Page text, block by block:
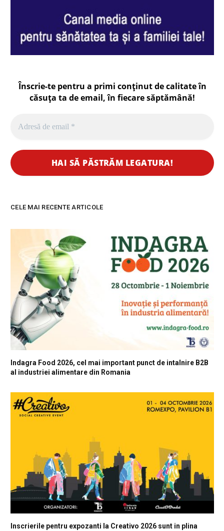
Înscrie-te pentru a primi conținut de calitate în
căsuța ta de email, în fiecaresăptămână!
CELE MAI RECENTE ARTICOLE
Indagra Food 2026, cel mai important punct de intalnire B2B
al industriei alimentare din Romania
Inscrierile pentru expozanti la Creativo 2026 sunt in plina